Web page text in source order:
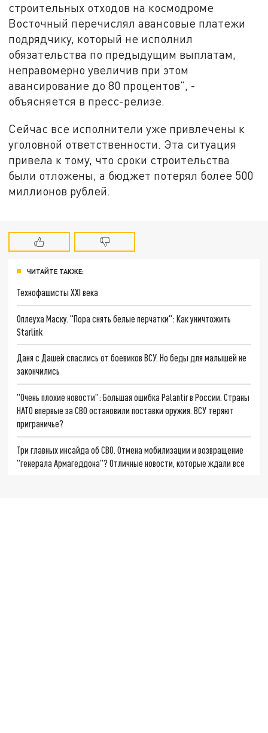
строительных отходов на космодроме
Восточный перечислял авансовые платежи
подрядчику, который не исполнил
обязательства по предыдущим выплатам,
неправомерно увеличив при этом
авансирование до 80 процентов", -
объясняется в пресс-релизе.
Сейчас все исполнители уже привлечены к
уголовной ответственности. Эта ситуация
привела к тому, что сроки строительства
были отложены, а бюджет потерял более 500
миллионов рублей.
ЧИТАЙТЕ ТАКЖЕ:
Технофашисты XXI века
Оплеуха Маску. "Пора снять белые перчатки": Как уничтожить
Starlink
Даня с Дашей спаслись от боевиков ВСУ. Но беды для малышей не
закончились
"Очень плохие новости": Большая ошибка Palantir в России. Страны
НАТО впервые за СВО остановили поставки оружия. ВСУ теряют
приграничье?
Три главных инсайда об СВО. Отмена мобилизации и возвращение
"генерала Армагеддона"? Отличные новости, которые ждали все